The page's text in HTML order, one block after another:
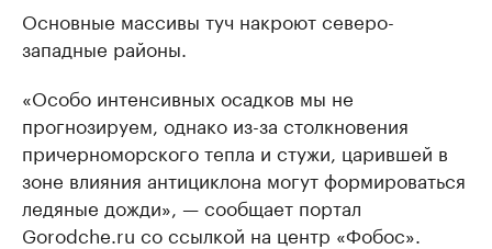
Основные массивы туч накроют северо-
западные районы.
«Особо интенсивных осадков мы не
прогнозируем, однако из-за столкновения
причерноморского тепла и стужи, царившей в
зоне влияния антициклона могут формироваться
ледяные дожди», — сообщает портал
Gorodche.ru со ссылкой на центр «Фобос».